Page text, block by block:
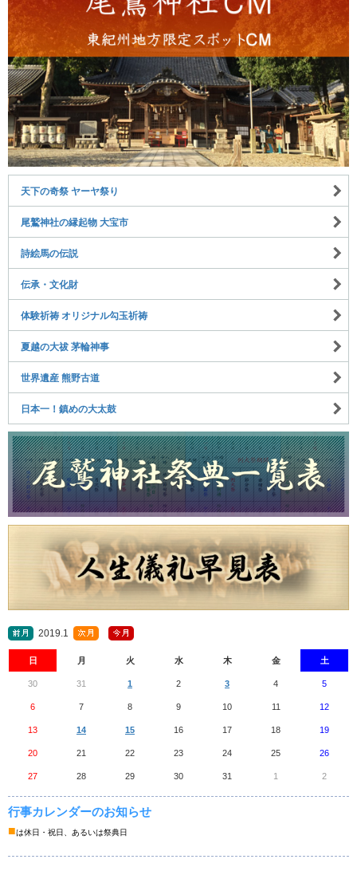
天下の奇祭 ヤーヤ祭り
尾鷲神社の縁起物 大宝市
詩絵馬の伝説
伝承・文化財
体験祈祷 オリジナル勾玉祈祷
夏越の大祓 茅輪神事
世界遺産 熊野古道
日本一！鎮めの大太鼓
2019.1
日 月 火 水 木 金 土
30 31 1 2 3 4 5
6 7 8 9 10 11 12
13 14 15 16 17 18 19
20 21 22 23 24 25 26
27 28 29 30 31 1 2
行事カレンダーのお知らせ
■は休日・祝日、あるいは祭典日